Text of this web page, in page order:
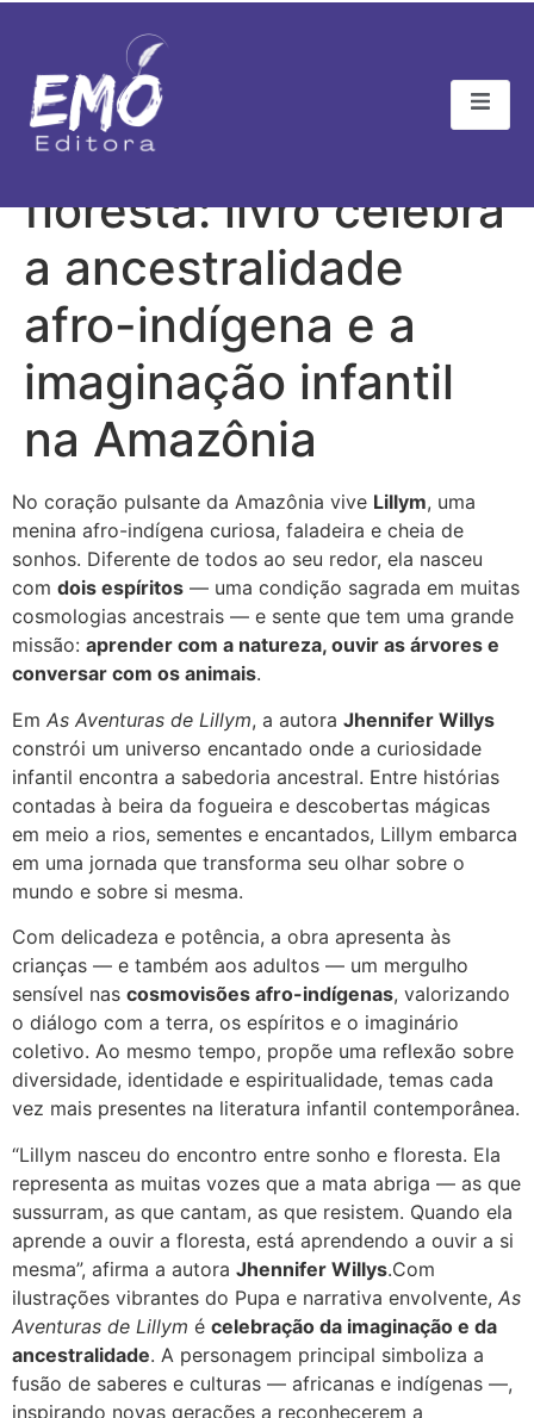
A menina que ouve a
floresta: livro celebra
a ancestralidade
afro-indígena e a
imaginação infantil
na Amazônia
No coração pulsante da Amazônia vive Lillym, uma
menina afro-indígena curiosa, faladeira e cheia de
sonhos. Diferente de todos ao seu redor, ela nasceu
com dois espíritos — uma condição sagrada em muitas
cosmologias ancestrais — e sente que tem uma grande
missão: aprender com a natureza, ouvir as árvores e
conversar com os animais.
Em As Aventuras de Lillym, a autora Jhennifer Willys
constrói um universo encantado onde a curiosidade
infantil encontra a sabedoria ancestral. Entre histórias
contadas à beira da fogueira e descobertas mágicas
em meio a rios, sementes e encantados, Lillym embarca
em uma jornada que transforma seu olhar sobre o
mundo e sobre si mesma.
Com delicadeza e potência, a obra apresenta às
crianças — e também aos adultos — um mergulho
sensível nas cosmovisões afro-indígenas, valorizando
o diálogo com a terra, os espíritos e o imaginário
coletivo. Ao mesmo tempo, propõe uma reflexão sobre
diversidade, identidade e espiritualidade, temas cada
vez mais presentes na literatura infantil contemporânea.
“Lillym nasceu do encontro entre sonho e floresta. Ela
representa as muitas vozes que a mata abriga — as que
sussurram, as que cantam, as que resistem. Quando ela
aprende a ouvir a floresta, está aprendendo a ouvir a si
mesma”, afirma a autora Jhennifer Willys.Com
ilustrações vibrantes do Pupa e narrativa envolvente, As
Aventuras de Lillym é celebração da imaginação e da
ancestralidade. A personagem principal simboliza a
fusão de saberes e culturas — africanas e indígenas —,
inspirando novas gerações a reconhecerem a